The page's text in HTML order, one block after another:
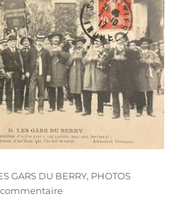
GROUPE
1916
GARS DU BERRY, PHOTOS
commentairesur